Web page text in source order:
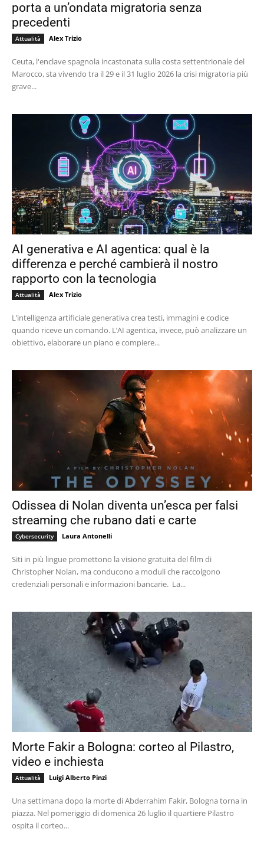
porta a un’ondata migratoria senza
precedenti
Attualità Alex Trizio
Ceuta, l'enclave spagnola incastonata sulla costa settentrionale del
Marocco, sta vivendo tra il 29 e il 31 luglio 2026 la crisi migratoria più
grave...
AI generativa e AI agentica: qual è la
differenza e perché cambierà il nostro
rapporto con la tecnologia
Attualità Alex Trizio
L’intelligenza artificiale generativa crea testi, immagini e codice
quando riceve un comando. L’AI agentica, invece, può analizzare un
obiettivo, elaborare un piano e compiere...
Odissea di Nolan diventa un’esca per falsi
streaming che rubano dati e carte
Cybersecurity Laura Antonelli
Siti in più lingue promettono la visione gratuita del film di
Christopher Nolan, ma conducono a moduli che raccolgono
credenziali personali e informazioni bancarie. La...
Morte Fakir a Bologna: corteo al Pilastro,
video e inchiesta
Attualità Luigi Alberto Pinzi
Una settimana dopo la morte di Abderrahim Fakir, Bologna torna in
piazza. Nel pomeriggio di domenica 26 luglio il quartiere Pilastro
ospita il corteo...